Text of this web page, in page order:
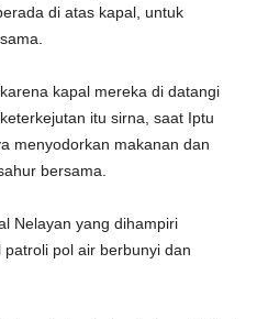
di atas kapal, untuk
kapal mereka di datangi
itu sirna, saat Iptu
menyodorkan makanan dan
bersama.
Nelayan yang dihampiri
pol air berbunyi dan